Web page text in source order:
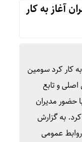
آغاز به کار
کار کرد سومین
و تابع
حضور مدیران
به گزارش
عمومی